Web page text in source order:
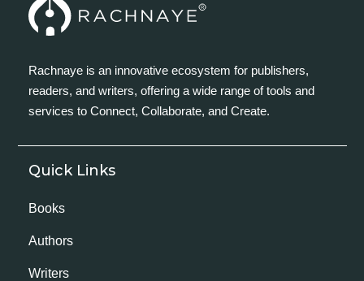
Rachnaye is an innovative ecosystem for publishers,
readers, and writers, offering a wide range of tools and
services to Connect, Collaborate, and Create.
Quick Links
Books
Authors
Writers